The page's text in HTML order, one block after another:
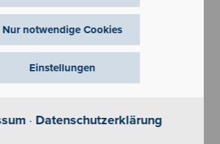
Einstellungen
Nur notwendige Cookies
· Datenschutzerklärung